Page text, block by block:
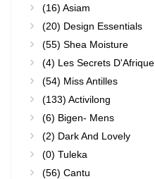
(16) Asiam
(20) Design Essentials
(55) Shea Moisture
(4) Les Secrets D'Afrique
(54) Miss Antilles
(133) Activilong
(6) Bigen- Mens
(2) Dark And Lovely
(0) Tuleka
(56) Cantu